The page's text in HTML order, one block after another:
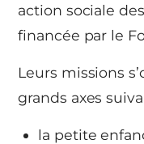
action sociale
financée par le
Leurs missions
grands axes
la petite